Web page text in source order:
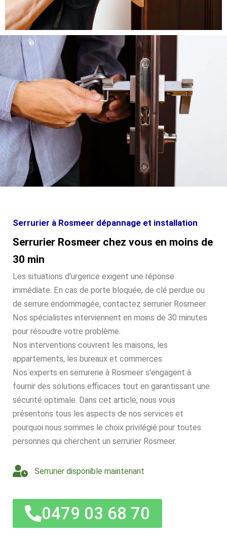
Serrurier à Rosmeer dépannage et installation
Serrurier Rosmeer chez vous en moins de
30 min
Les situations d’urgence exigent une réponse
immédiate. En cas de porte bloquée, de clé perdue ou
de serrure endommagée, contactez serrurier Rosmeer.
Nos spécialistes interviennent en moins de 30 minutes
pour résoudre votre problème.
Nos interventions couvrent les maisons, les
appartements, les bureaux et commerces.
Nos experts en serrurerie à Rosmeer s'engagent à
fournir des solutions efficaces tout en garantissant une
sécurité optimale. Dans cet article, nous vous
présentons tous les aspects de nos services et
pourquoi nous sommes le choix privilégié pour toutes
personnes qui cherchent un serrurier Rosmeer.
Serrurier disponible maintenant
0479 03 68 70